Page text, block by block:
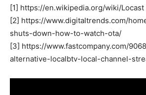
[1] https://en.wikipedia.org/wiki/Locast
[2] https://www.digitaltrends.com/
shuts-down-how-to-watch-ota/
[3] https://www.fastcompany.com/
alternative-localbtv-local-channel-